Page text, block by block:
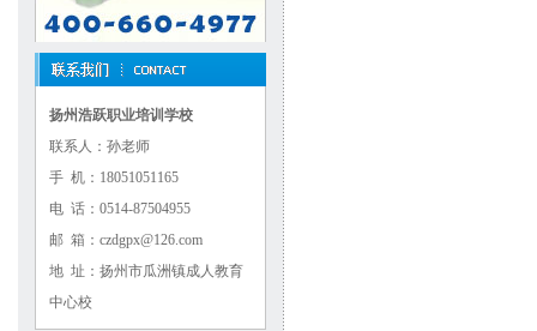
扬州浩跃职业培训学校
联系人：孙老师
手 机：18051051165
电 话：0514-87504955
邮 箱：czdgpx@126.com
地 址：扬州市瓜洲镇成人教育
中心校